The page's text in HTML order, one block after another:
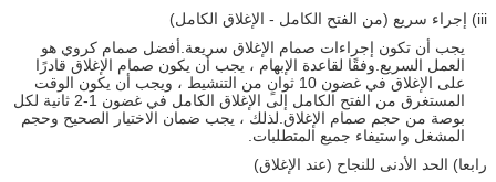
iii) إجراء سريع (من الفتح الكامل - الإغلاق الكامل)
يجب أن تكون إجراءات صمام الإغلاق سريعة.أفضل صمام كروي هو
العمل السريع.وفقًا لقاعدة الإبهام ، يجب أن يكون صمام الإغلاق قادرًا
على الإغلاق في غضون 10 ثوانٍ من التنشيط ، ويجب أن يكون الوقت
المستغرق من الفتح الكامل إلى الإغلاق الكامل في غضون 1-2 ثانية لكل
بوصة من حجم صمام الإغلاق.لذلك ، يجب ضمان الاختيار الصحيح وحجم
المشغل واستيفاء جميع المتطلبات.
رابعا) الحد الأدنى للنجاح (عند الإغلاق)